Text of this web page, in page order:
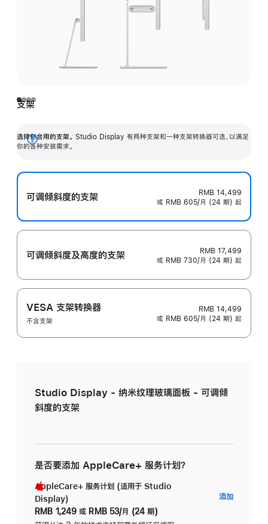
支架
选择你合用的支架。 Studio Display 有两种支架和一种支架转换器可选，以满足
你的各种安装需求。
展
可调倾斜度的支架
RMB 14,499
或 RMB 605/月 (24 期) 起
可调倾斜度及高‍度的支‍架
RMB 17,499
或 RMB 730/月 (24 期) 起
VESA 支架转换器
不含支架
RMB 14,499
或 RMB 605/月 (24 期) 起
Studio Display - 纳米纹理玻璃面板 - 可调倾
斜度的支架
是否要添加 AppleCare+ 服务计划？
AppleCare+ 服务计划 (适用于 Studio
Display)
RMB 1,249 或 RMB 53/月 (24 期)
添加